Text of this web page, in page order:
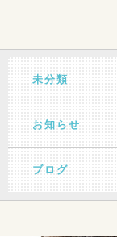
未分類
お知らせ
ブログ